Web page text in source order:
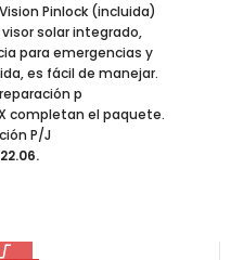
Pinlock (incluida)
solar integrado,
para emergencias y
es fácil de manejar.
p
completan el paquete.
P/J